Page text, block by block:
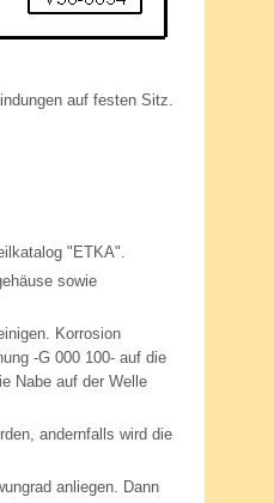
auf festen Sitz.
"ETKA".
sowie
Korrosion
-G 000 100- auf die
Nabe auf der Welle
andernfalls wird die
anliegen. Dann